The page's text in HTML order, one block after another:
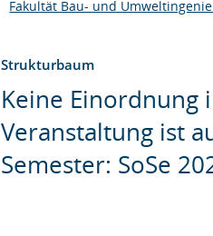
Fakultät Bau- und
Strukturbaum
Keine Einordnung
Veranstaltung ist
Semester: SoSe